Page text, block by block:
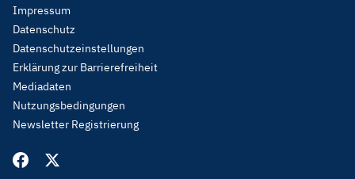
Footer
Menu
Legal
Impressum
Datenschutz
Datenschutzeinstellungen
Erklärung zur Barrierefreiheit
Mediadaten
Nutzungsbedingungen
Newsletter Registrierung